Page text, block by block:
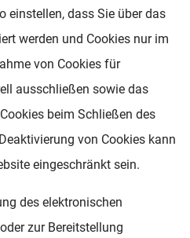
einstellen, dass Sie über das
werden und Cookies nur im
von Cookies für
ausschließen sowie das
beim Schließen des
von Cookies kann
eingeschränkt sein.
des elektronischen
zur Bereitstellung